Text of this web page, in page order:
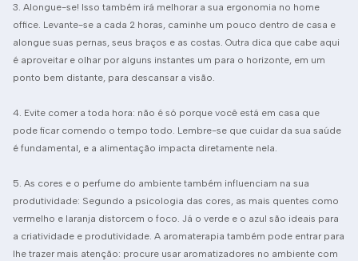
3. Alongue-se! Isso também irá melhorar a sua ergonomia no home
office. Levante-se a cada 2 horas, caminhe um pouco dentro de casa e
alongue suas pernas, seus braços e as costas. Outra dica que cabe aqui
é aproveitar e olhar por alguns instantes um para o horizonte, em um
ponto bem distante, para descansar a visão.
4. Evite comer a toda hora: não é só porque você está em casa que
pode ficar comendo o tempo todo. Lembre-se que cuidar da sua saúde
é fundamental, e a alimentação impacta diretamente nela.
5. As cores e o perfume do ambiente também influenciam na sua
produtividade: Segundo a psicologia das cores, as mais quentes como
vermelho e laranja distorcem o foco. Já o verde e o azul são ideais para
a criatividade e produtividade. A aromaterapia também pode entrar para
lhe trazer mais atenção: procure usar aromatizadores no ambiente com